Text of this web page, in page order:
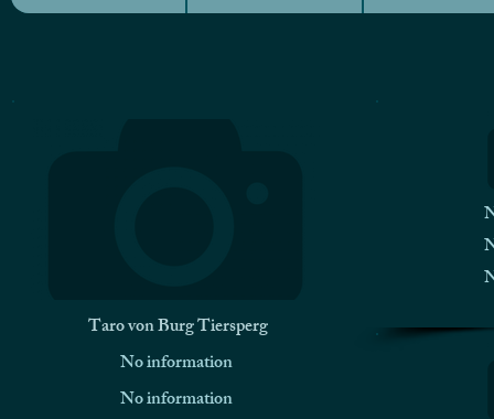
Taro von Burg Tiersperg
No information
No information